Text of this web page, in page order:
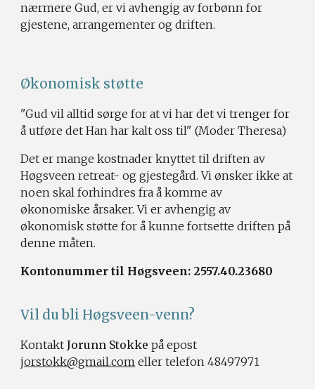
nærmere Gud, er vi avhengig av forbønn for
gjestene, arrangementer og driften.
Økonomisk støtte
"Gud vil alltid sørge for at vi har det vi trenger for
å utføre det Han har kalt oss til"(Moder Theresa)
Det er mange kostnader knyttet til driften av
Høgsveen retreat- og gjestegård. Vi ønsker ikke at
noen skal forhindres fra å komme av
økonomiske årsaker. Vi er avhengig av
økonomisk støtte for å kunne fortsette driften på
denne måten.
Kontonummer til Høgsveen: ​2557.40.23680
Vil du bli Høgsveen-venn?
KontaktJorunn Stokkepå epost
jorstokk@gmail.com eller telefon48497971